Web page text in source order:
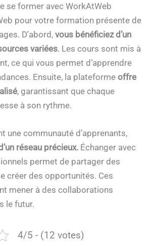
se former avec WorkAtWeb
pour votre formation présente de
D’abord, vous bénéficiez d’un
variées. Les cours sont mis à
ce qui vous permet d’apprendre
Ensuite, la plateforme offre
, garantissant que chaque
à son rythme.
une communauté d’apprenants,
réseau précieux. Échanger avec
permet de partager des
créer des opportunités. Ces
mener à des collaborations
le futur.
4/5 - (12 votes)